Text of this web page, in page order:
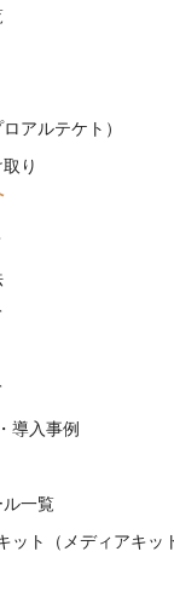
アルテケト）
り
導入事例
一覧
ト（メディアキッ